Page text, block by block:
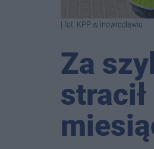
| fot. KPP w Inowrocławiu
Za